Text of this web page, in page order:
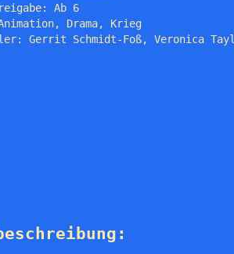
Ab 6
Drama, Krieg
Gerrit Schmidt-Foß, Veronica